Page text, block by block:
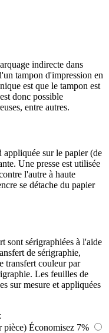
indirecte dans
tampon d'impression en
est que le tampon est
donc possible
entre autres.
sur le papier (de
Une presse est utilisée
l'autre à haute
se détache du papier
sont sérigraphiées à l'aide
de sérigraphie,
transfert couleur par
Les feuilles de
sur mesure et appliquées
pièce) Économisez 7%